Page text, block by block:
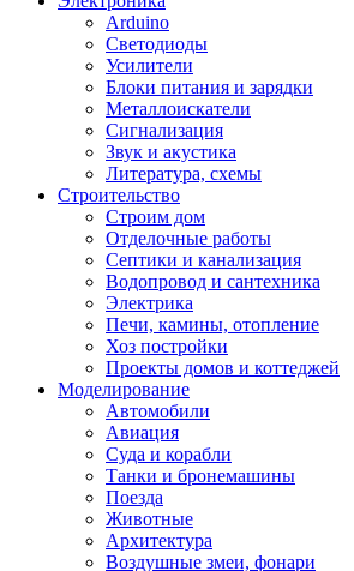
Arduino
Светодиоды
Усилители
Блоки питания и зарядки
Металлоискатели
Сигнализация
Звук и акустика
Литература, схемы
Строительство
Строим дом
Отделочные работы
Септики и канализация
Водопровод и сантехника
Электрика
Печи, камины, отопление
Хоз постройки
Проекты домов и коттеджей
Моделирование
Автомобили
Авиация
Суда и корабли
Танки и бронемашины
Поезда
Животные
Архитектура
Воздушные змеи, фонари